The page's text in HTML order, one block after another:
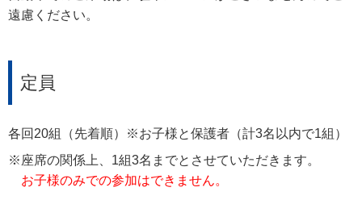
遠慮ください。
定員
各回20組（先着順）※お子様と保護者（計3名以内で1組）
※座席の関係上、1組3名までとさせていただきます。
お子様のみでの参加はできません。